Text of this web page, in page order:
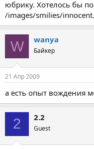
юбрику. Хотелось бы
/images/smilies/
W wanya
Байкер
21 Апр 2009
а есть опыт вождения
2 2.2
Guest